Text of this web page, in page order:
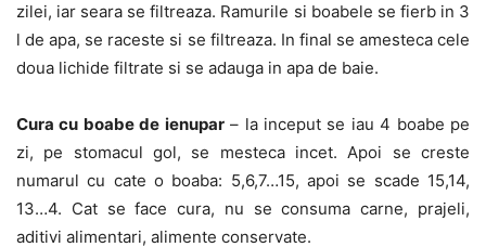
zilei, iar seara se filtreaza. Ramurile si boabele se fierb in 3
l de apa, se raceste si se filtreaza. In final se amesteca cele
doua lichide filtrate si se adauga in apa de baie.
Cura cu boabe de ienupar– la inceput se iau 4 boabe pe
zi, pe stomacul gol, se mesteca incet. Apoi se creste
numarul cu cate o boaba: 5,6,7…15, apoi se scade 15,14,
13…4. Cat se face cura, nu se consuma carne, prajeli,
aditivi alimentari, alimente conservate.